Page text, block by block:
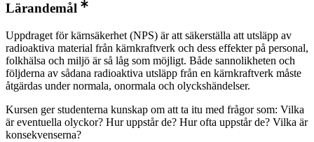
Lärandemål
Uppdraget för kärnsäkerhet (NPS) är att säkerställa att utsläpp av
radioaktiva material från kärnkraftverk och dess effekter på personal,
folkhälsa och miljö är så låg som möjligt. Både sannolikheten och
följderna av sådana radioaktiva utsläpp från en kärnkraftverk måste
åtgärdas under normala, onormala och olyckshändelser.
Kursen ger studenterna kunskap om att ta itu med frågor som: Vilka
är eventuella olyckor? Hur uppstår de? Hur ofta uppstår de? Vilka är
konsekvenserna?